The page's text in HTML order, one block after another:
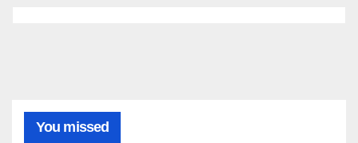
You missed